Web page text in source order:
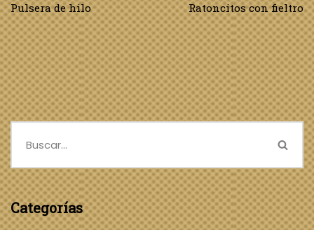
Pulsera de hilo Ratoncitos con fieltro
Categorías